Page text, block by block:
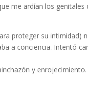
me ardían los
proteger su intimidad)
a conciencia. Intentó
y